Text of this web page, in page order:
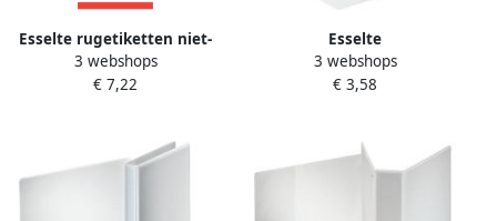
Esselte rugetiketten niet-
zelfklevend ft 3 x 15 8 cm
pak van 100 stuks wit
3 webshops
€ 7,22
Esselte
Presentatieringband
Essentials panorama A4 2-
3 webshops
€ 3,58